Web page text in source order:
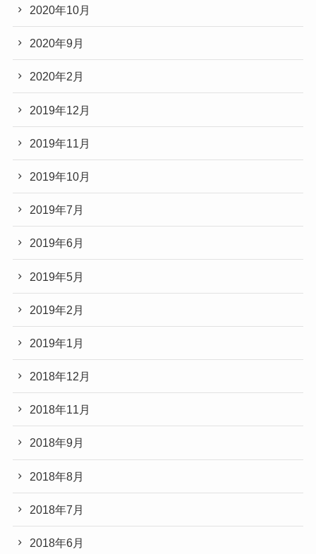
2020年10月
2020年9月
2020年2月
2019年12月
2019年11月
2019年10月
2019年7月
2019年6月
2019年5月
2019年2月
2019年1月
2018年12月
2018年11月
2018年9月
2018年8月
2018年7月
2018年6月